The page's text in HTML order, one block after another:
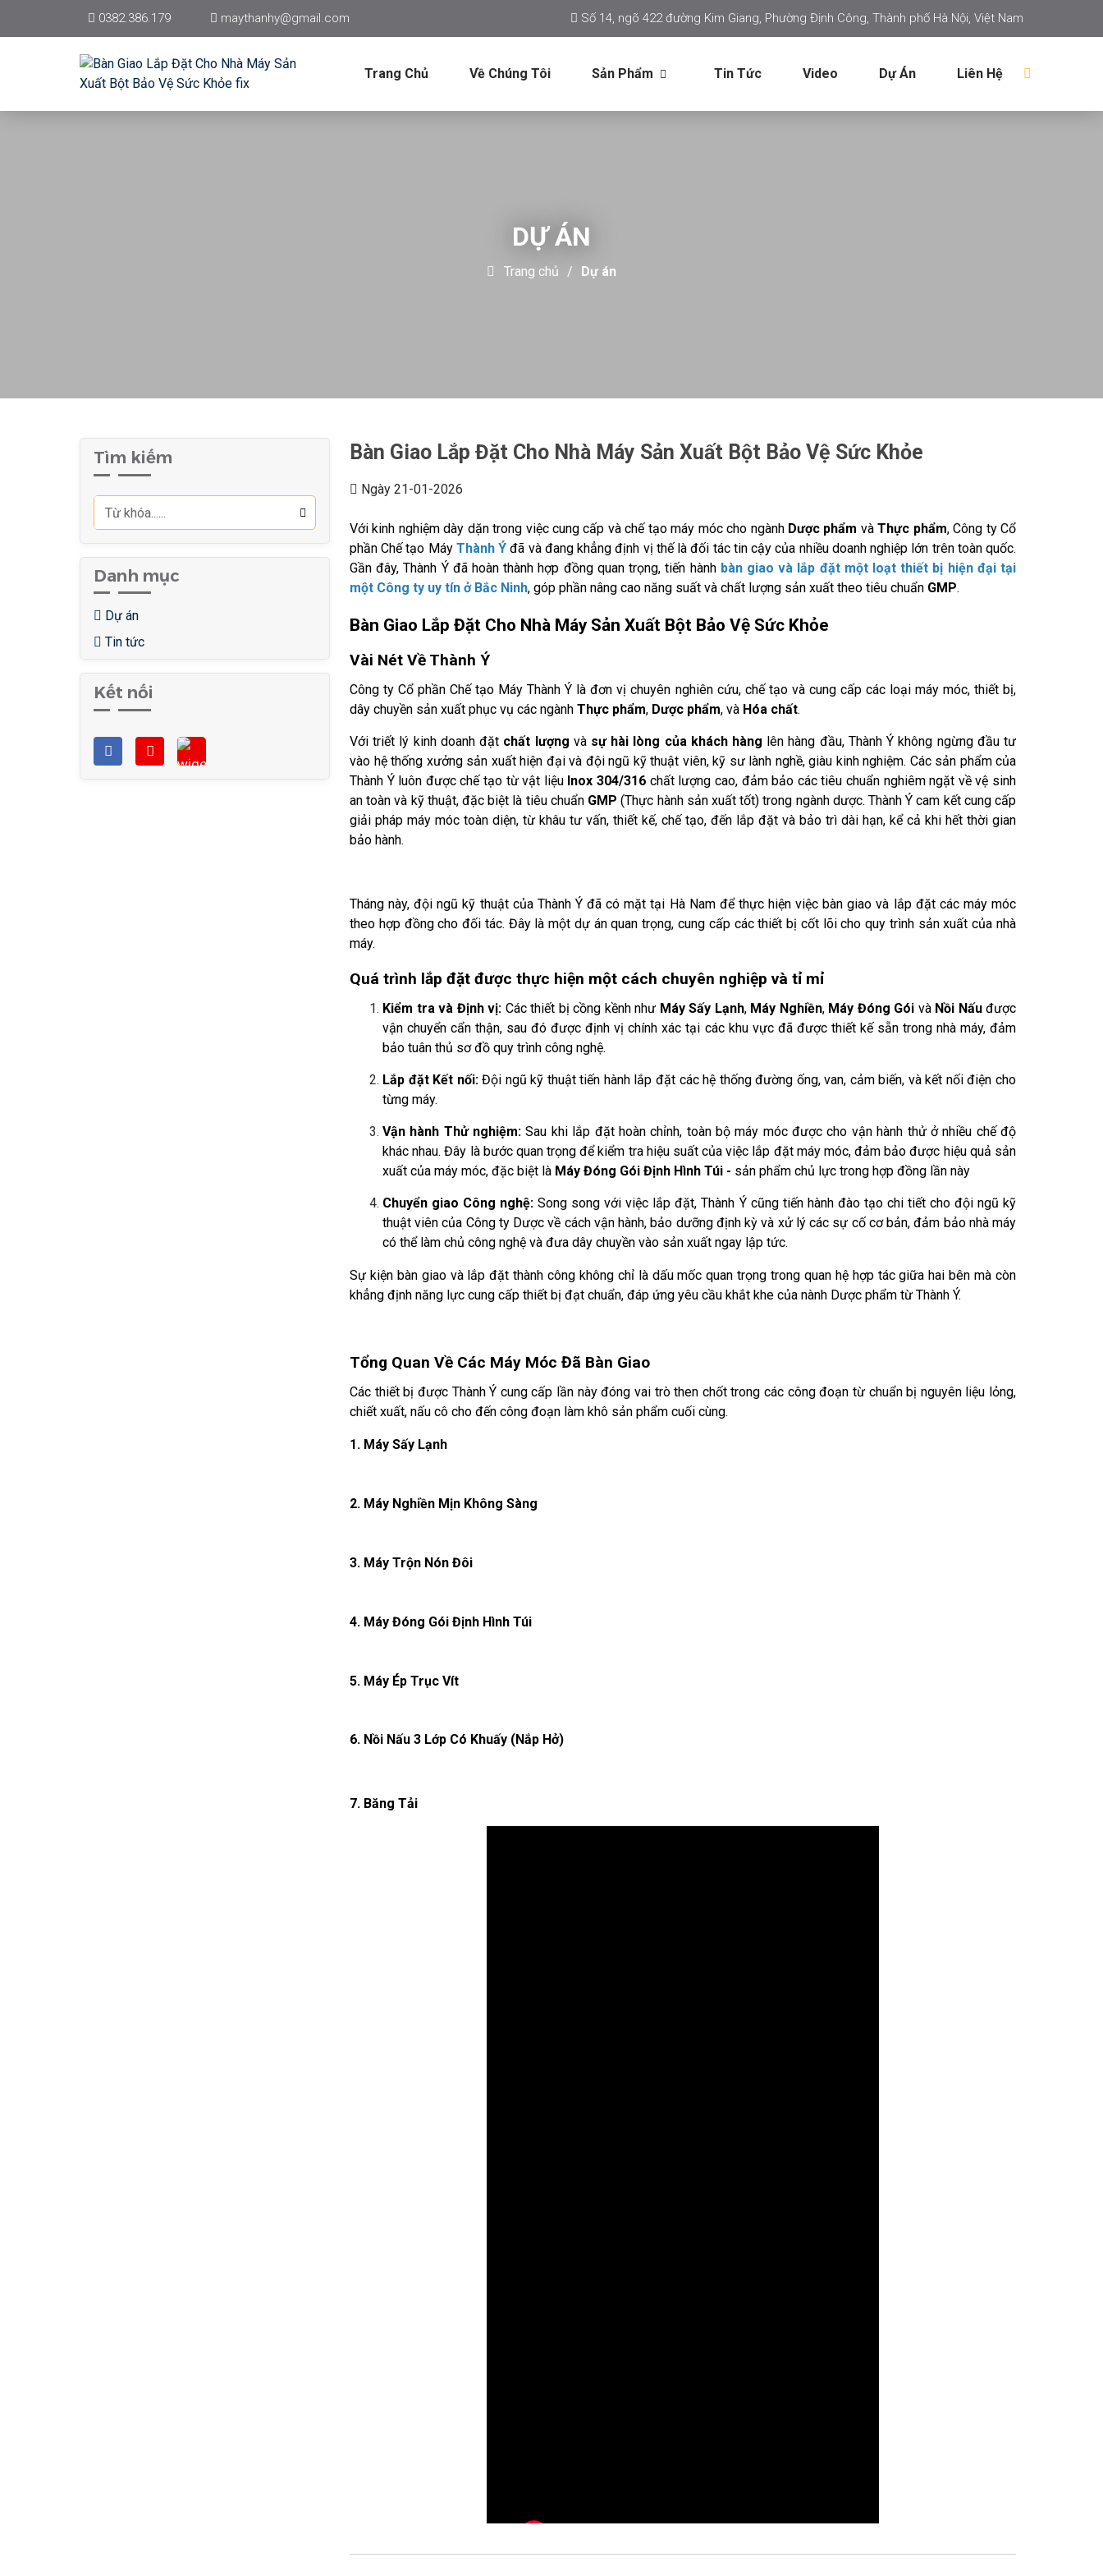
0382.386.179 maythanhy@gmail.com Số 14, ngõ 422 đường Kim Giang, Phường Định Công, Thành phố Hà Nội, Việt Nam
Trang Chủ Về Chúng Tôi Sản Phẩm Tin Tức Video Dự Án Liên Hệ
DỰ ÁN
Trang chủ Dự án
Bàn Giao Lắp Đặt Cho Nhà Máy Sản Xuất Bột Bảo Vệ Sức Khỏe
Ngày 21-01-2026
Với kinh nghiệm dày dặn trong việc cung cấp và chế tạo máy móc cho ngành Dược phẩm vàThực phẩm, Công ty Cổ
phần Chế tạo Máy Thành Ý đã và đang khẳng định vị thế là đối tác tin cậy của nhiều doanh nghiệp lớn trên toàn quốc.
Gần đây, Thành Ý đã hoàn thành hợp đồng quan trọng, tiến hành bàn giao và lắp đặt một loạt thiết bị hiện đại tại
một Công ty uy tín ở Bắc Ninh, góp phần nâng cao năng suất và chất lượng sản xuất theo tiêu chuẩn GMP.
Bàn Giao Lắp Đặt Cho Nhà Máy Sản Xuất Bột Bảo Vệ Sức Khỏe
Vài Nét Về Thành Ý
Công ty Cổ phần Chế tạo Máy Thành Ý là đơn vị chuyên nghiên cứu, chế tạo và cung cấp các loại máy móc, thiết bị,
dây chuyền sản xuất phục vụ các ngành Thực phẩm, Dược phẩm, và Hóa chất.
Với triết lý kinh doanh đặt chất lượng và sự hài lòng của khách hàng lên hàng đầu, Thành Ý không ngừng đầu tư
vào hệ thống xưởng sản xuất hiện đại và đội ngũ kỹ thuật viên, kỹ sư lành nghề, giàu kinh nghiệm. Các sản phẩm của
Thành Ý luôn được chế tạo từ vật liệu Inox 304/316 chất lượng cao, đảm bảo các tiêu chuẩn nghiêm ngặt về vệ sinh
an toàn và kỹ thuật, đặc biệt là tiêu chuẩn GMP (Thực hành sản xuất tốt) trong ngành dược. Thành Ý cam kết cung cấp
giải pháp máy móc toàn diện, từ khâu tư vấn, thiết kế, chế tạo, đến lắp đặt và bảo trì dài hạn, kể cả khi hết thời gian
bảo hành.
Tháng này, đội ngũ kỹ thuật của Thành Ý đã có mặt tại Hà Nam để thực hiện việc bàn giao và lắp đặt các máy móc
theo hợp đồng cho đối tác. Đây là một dự án quan trọng, cung cấp các thiết bị cốt lõi cho quy trình sản xuất của nhà
máy.
Quá trình lắp đặt được thực hiện một cách chuyên nghiệp và tỉ mỉ
Kiểm tra và Định vị: Các thiết bị cồng kềnh như Máy Sấy Lạnh, Máy Nghiền, Máy Đóng Gói và Nồi Nấuđược
vận chuyển cẩn thận, sau đó được định vị chính xác tại các khu vực đã được thiết kế sẵn trong nhà máy, đảm
bảo tuân thủ sơ đồ quy trình công nghệ.
Lắp đặt Kết nối:Đội ngũ kỹ thuật tiến hành lắp đặt các hệ thống đường ống, van, cảm biến, và kết nối điện cho
từng máy.
Vận hành Thử nghiệm: Sau khi lắp đặt hoàn chỉnh, toàn bộ máy móc được cho vận hành thử ở nhiều chế độ
khác nhau. Đây là bước quan trọng để kiểm tra hiệu suất của việc lắp đặt máy móc, đảm bảo được hiệu quả sản
xuất của máy móc, đặc biệt là Máy Đóng Gói Định Hình Túi - sản phẩm chủ lực trong hợp đồng lần này
Chuyển giao Công nghệ: Song song với việc lắp đặt, Thành Ý cũng tiến hành đào tạo chi tiết cho đội ngũ kỹ
thuật viên của Công ty Dược về cách vận hành, bảo dưỡng định kỳ và xử lý các sự cố cơ bản, đảm bảo nhà máy
có thể làm chủ công nghệ và đưa dây chuyền vào sản xuất ngay lập tức.
Sự kiện bàn giao và lắp đặt thành công không chỉ là dấu mốc quan trọng trong quan hệ hợp tác giữa hai bên mà còn
khẳng định năng lực cung cấp thiết bị đạt chuẩn, đáp ứng yêu cầu khắt khe của nành Dược phẩm từ Thành Ý.
Tổng Quan Về Các Máy Móc Đã Bàn Giao
Các thiết bị được Thành Ý cung cấp lần này đóng vai trò then chốt trong các công đoạn từ chuẩn bị nguyên liệu lỏng,
chiết xuất, nấu cô cho đến công đoạn làm khô sản phẩm cuối cùng.
1. Máy Sấy Lạnh
2. Máy Nghiền Mịn Không Sàng
3. Máy Trộn Nón Đôi
4. Máy Đóng Gói Định Hình Túi
5. Máy Ép Trục Vít
6. Nồi Nấu 3 Lớp Có Khuấy (Nắp Hở)
7. Băng Tải
Tìm kiếm
Danh mục
Dự án
Tin tức
Kết nối